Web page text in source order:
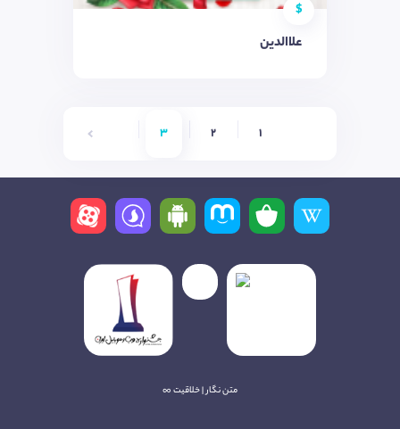
$
علاالدین
1
2
3
متن نگار | خلاقیت ∞